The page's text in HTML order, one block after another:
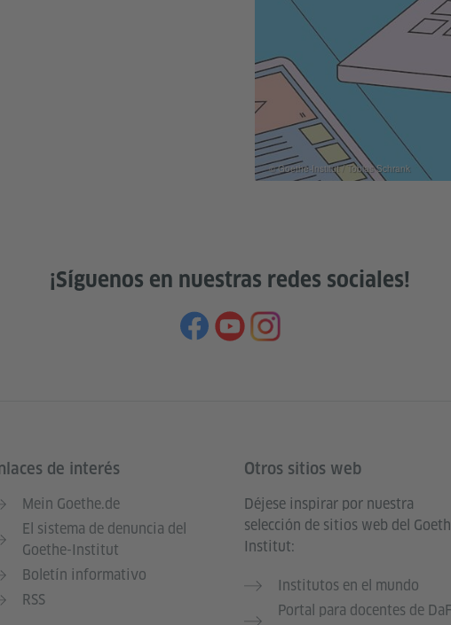
© Goethe-Institut / Tobias Schrank
¡Síguenos en nuestras redes sociales!
de interés
Mein Goethe.de
El sistema de denuncia del
Goethe-Institut
Boletín informativo
RSS
Otros sitios web
Déjese inspirar por nuestra
selección de sitios web del
Institut:
Institutos en el mundo
Portal para docentes de DaF